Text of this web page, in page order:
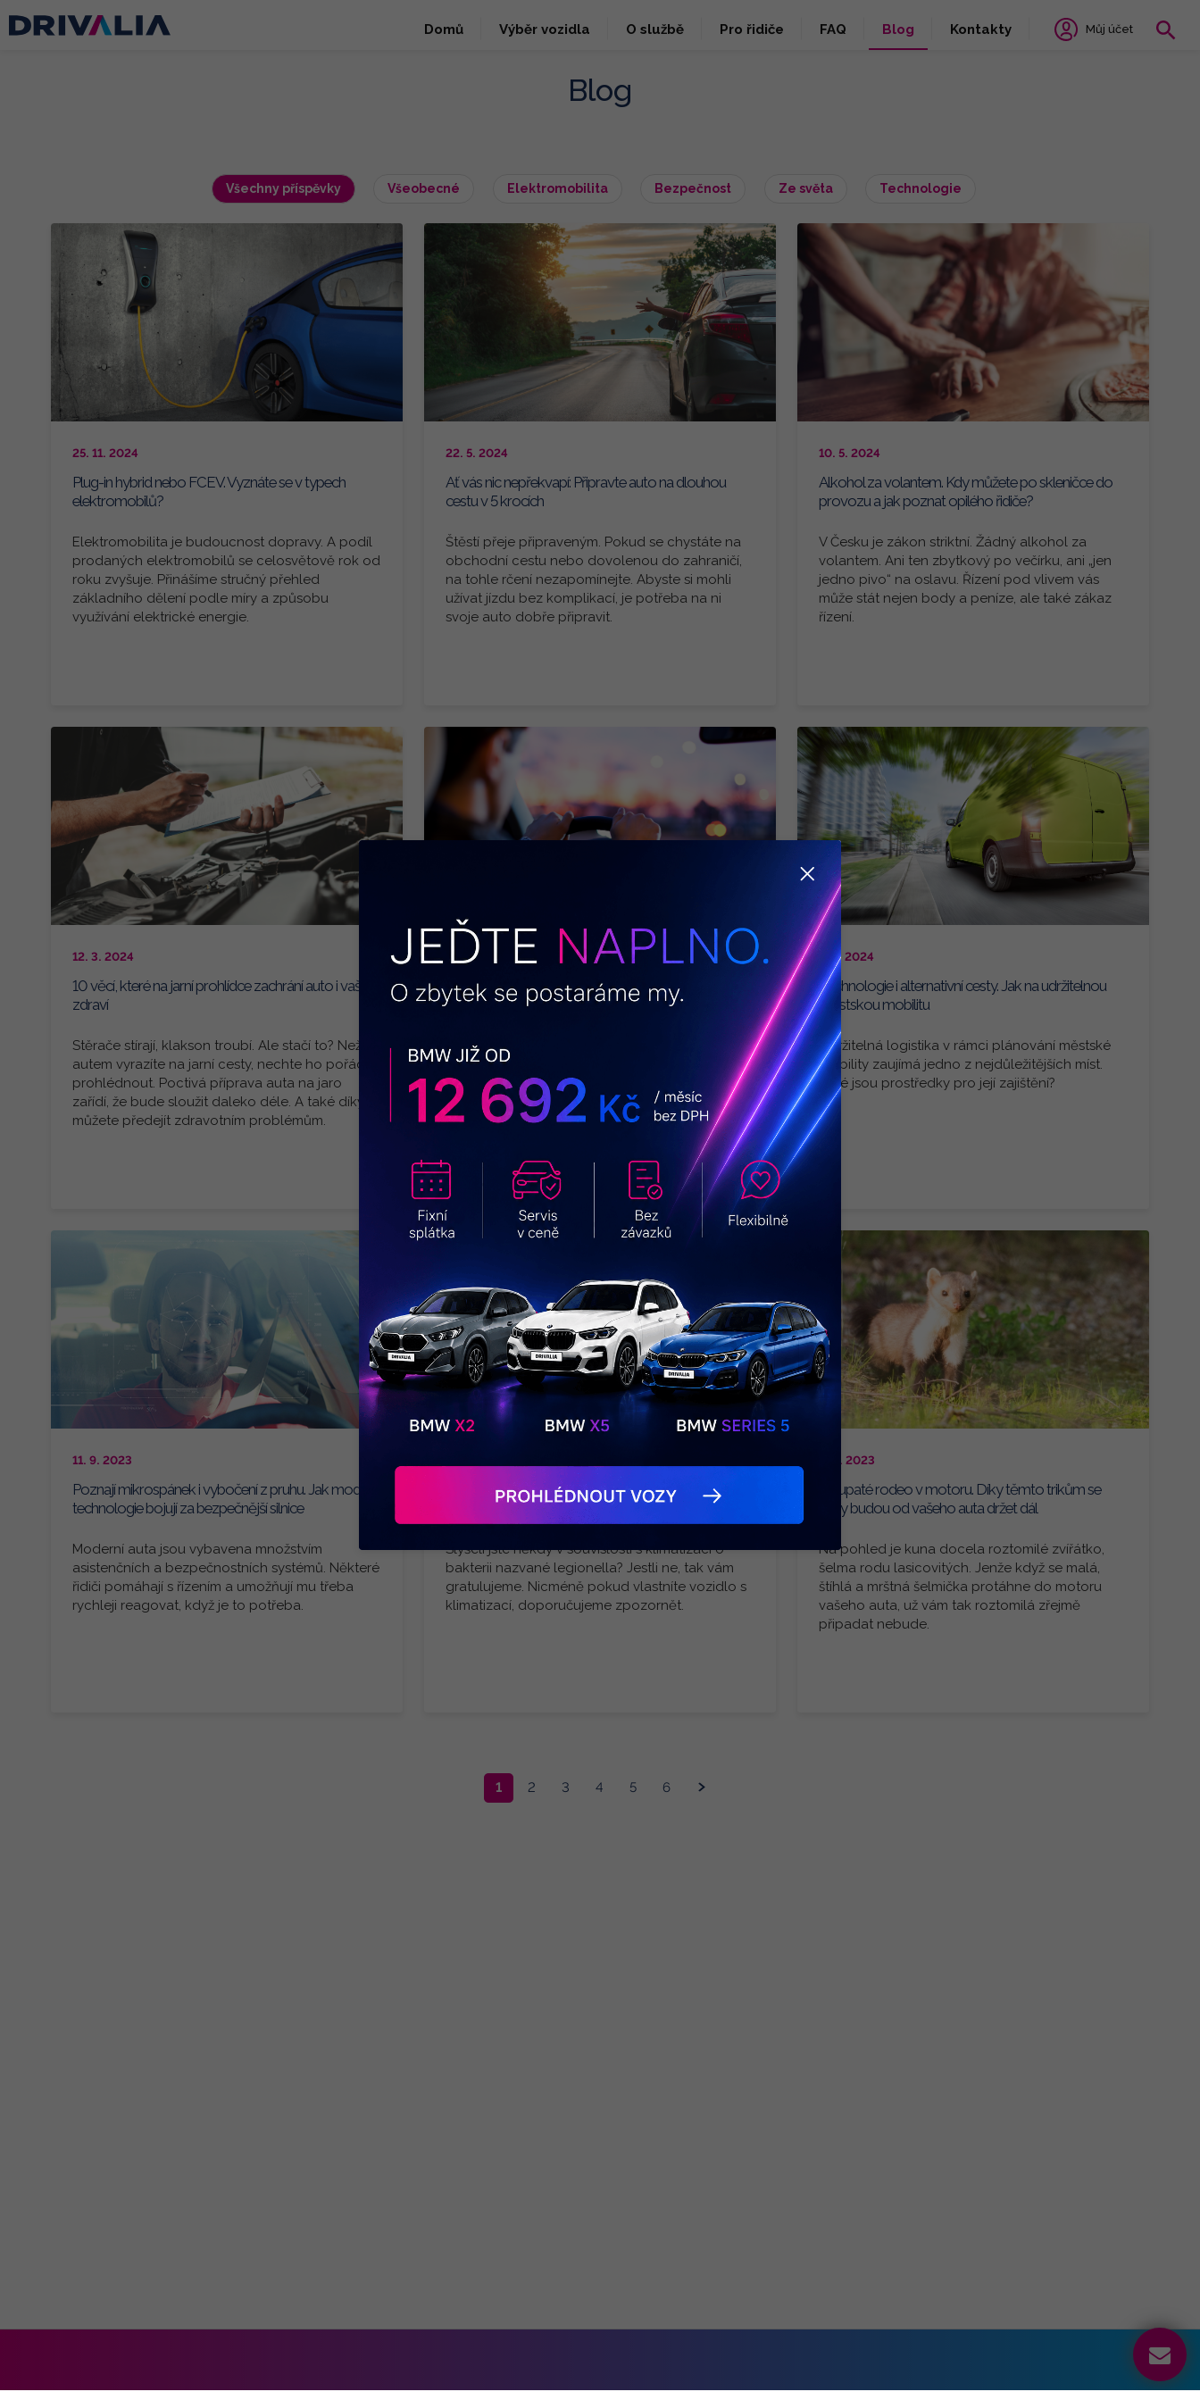
Domů Výběr vozidla O službě Pro řidiče FAQ Blog Kontakty Můj účet
Blog
Všechny příspěvky Všeobecné Elektromobilita Bezpečnost Ze světa Technologie
25. 11. 2024
Plug-in hybrid nebo FCEV. Vyznáte se v typech
elektromobilů?
Elektromobilita je budoucnost dopravy. A podíl
prodaných elektromobilů se celosvětově rok od
roku zvyšuje. Přinášíme stručný přehled
základního dělení podle míry a způsobu
využívání elektrické energie.
22. 5. 2024
Ať vás nic nepřekvapí: Připravte auto na dlouhou
cestu v 5 krocích
Štěstí přeje připraveným. Pokud se chystáte na
obchodní cestu nebo dovolenou do zahraničí,
na tohle rčení nezapomínejte. Abyste si mohli
užívat jízdu bez komplikací, je potřeba na ni
svoje auto dobře připravit.
10. 5. 2024
Alkohol za volantem. Kdy můžete po skleničce do
provozu a jak poznat opilého řidiče?
V Česku je zákon striktní. Žádný alkohol za
volantem. Ani ten zbytkový po večírku, ani „jen
jedno pivo“ na oslavu. Řízení pod vlivem vás
může stát nejen body a peníze, ale také zákaz
řízení.
12. 3. 2024
10 věcí, které na jarní prohlídce zachrání auto i vaše
zdraví
Stěrače stírají, klakson troubí. Ale stačí to? Než s
autem vyrazíte na jarní cesty, nechte ho pořádně
prohlédnout. Poctivá příprava auta na jaro
zařídí, že bude sloužit daleko déle. A také díky ní
můžete předejít zdravotním problémům.
27. 2. 2024
Novinky v zákoně: Na úřad nemusíte, za dálničku si
připlatíte a vyznáte se v pokutách
Na silnici potkáte nezletilé i nové značky, řidičák
necháte doma a úřadům se vyhnete. Rok 2024
přináší řadu novinek pro řidiče, majitele i
provozovatele vozidel. Shrnujeme, co všechno
vás letos na cestách potká.
5. 2. 2024
Technologie i alternativní cesty. Jak na udržitelnou
městskou mobilitu
Udržitelná logistika v rámci plánování městské
mobility zaujímá jedno z nejdůležitějších míst.
Jaké jsou prostředky pro její zajištění?
11. 9. 2023
Poznají mikrospánek i vybočení z pruhu. Jak moderní
technologie bojují za bezpečnější silnice
Moderní auta jsou vybavena množstvím
asistenčních a bezpečnostních systémů. Některé
řidiči pomáhají s řízením a umožňují mu třeba
rychleji reagovat, když je to potřeba.
Klimatizace ve vašem autě v 7 krocích. Jak se o ni
starat, aby fungovala na jedničku?
Slyšeli jste někdy v souvislosti s klimatizací o
bakterii nazvané legionella? Jestli ne, tak vám
gratulujeme. Nicméně pokud vlastníte vozidlo s
klimatizací, doporučujeme zpozornět.
2. 6. 2023
Chlupaté rodeo v motoru. Díky těmto trikům se
kuny budou od vašeho auta držet dál
Na pohled je kuna docela roztomilé zvířátko,
šelma rodu lasicovitých. Jenže když se malá,
štíhlá a mrštná šelmička protáhne do motoru
vašeho auta, už vám tak roztomilá zřejmě
připadat nebude.
1 2 3 4 5 6